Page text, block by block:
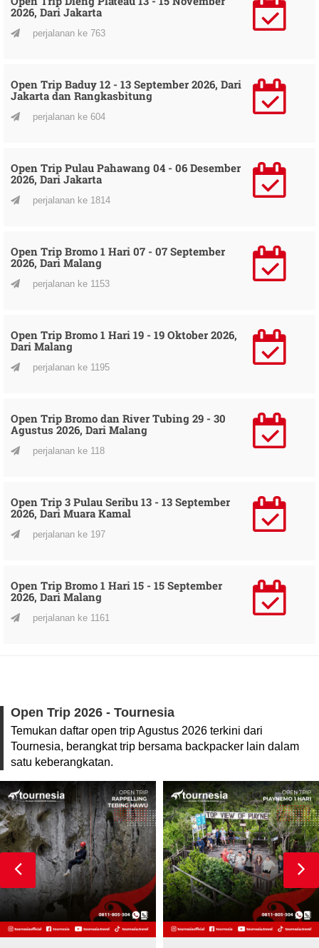
2026, Dari Jakarta
perjalanan ke 763
Open Trip Baduy 12 - 13 September 2026, Dari
Jakarta dan Rangkasbitung
perjalanan ke 604
Open Trip Pulau Pahawang 04 - 06 Desember
2026, Dari Jakarta
perjalanan ke 1814
Open Trip Bromo 1 Hari 07 - 07 September
2026, Dari Malang
perjalanan ke 1153
Open Trip Bromo 1 Hari 19 - 19 Oktober 2026,
Dari Malang
perjalanan ke 1195
Open Trip Bromo dan River Tubing 29 - 30
Agustus 2026, Dari Malang
perjalanan ke 118
Open Trip 3 Pulau Seribu 13 - 13 September
2026, Dari Muara Kamal
perjalanan ke 197
Open Trip Bromo 1 Hari 15 - 15 September
2026, Dari Malang
perjalanan ke 1161
Open Trip 2026 - Tournesia
Temukan daftar open trip Agustus 2026 terkini dari
Tournesia, berangkat trip bersama backpacker lain dalam
satu keberangkatan.